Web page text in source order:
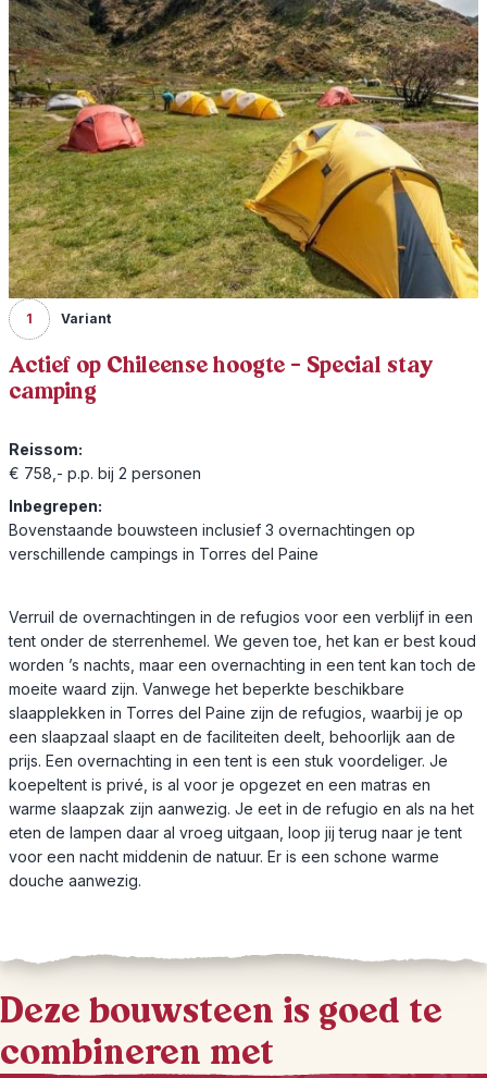
1 Variant
Actief op Chileense hoogte - Special stay
camping
Reissom:
€ 758,- p.p. bij 2 personen
Inbegrepen:
Bovenstaande bouwsteen inclusief 3 overnachtingen op
verschillende campings in Torres del Paine
Verruil de overnachtingen in de refugios voor een verblijf in een
tent onder de sterrenhemel. We geven toe, het kan er best koud
worden ’s nachts, maar een overnachting in een tent kan toch de
moeite waard zijn. Vanwege het beperkte beschikbare
slaapplekken in Torres del Paine zijn de refugios, waarbij je op
een slaapzaal slaapt en de faciliteiten deelt, behoorlijk aan de
prijs. Een overnachting in een tent is een stuk voordeliger. Je
koepeltent is privé, is al voor je opgezet en een matras en
warme slaapzak zijn aanwezig. Je eet in de refugio en als na het
eten de lampen daar al vroeg uitgaan, loop jij terug naar je tent
voor een nacht middenin de natuur. Er is een schone warme
douche aanwezig.
Deze bouwsteen is goed te
combineren met